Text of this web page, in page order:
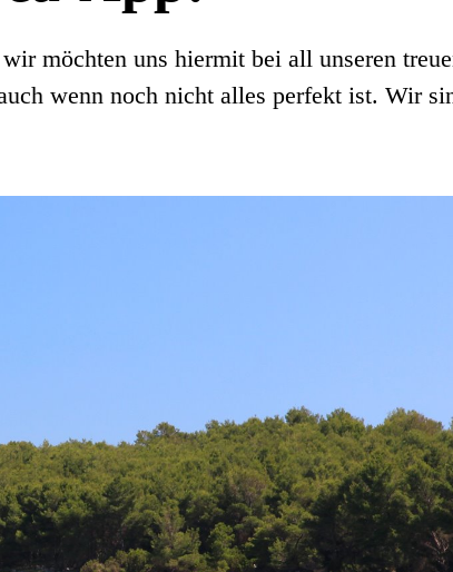
möchten uns hiermit bei all unseren
wenn noch nicht alles perfekt ist. Wir